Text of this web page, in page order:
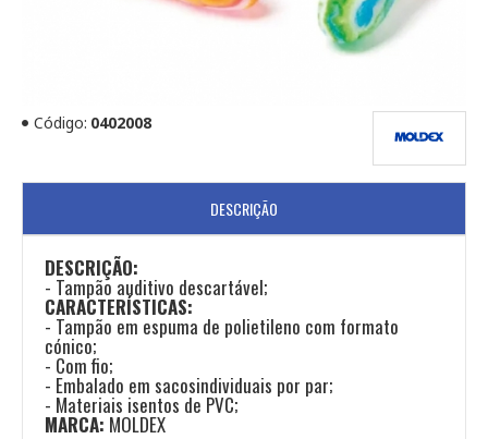
Código: 0402008
DESCRIÇÃO
DESCRIÇÃO:
- Tampão auditivo descartável;
CARACTERÍSTICAS:
- Tampão em espuma de polietileno com formato
cónico;
- Com fio;
- Embalado em sacosindividuais por par;
- Materiais isentos de PVC;
MARCA: MOLDEX